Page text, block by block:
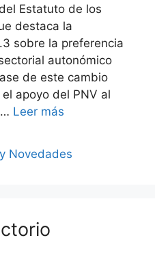
Estatuto de los
destaca la
sobre la preferencia
autonómico
de este cambio
apoyo del PNV al
Leer más
Novedades